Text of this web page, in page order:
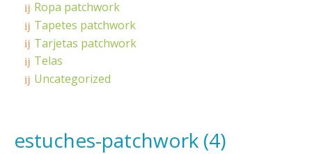
Ropa patchwork
Tapetes patchwork
Tarjetas patchwork
Telas
Uncategorized
estuches-patchwork (4)